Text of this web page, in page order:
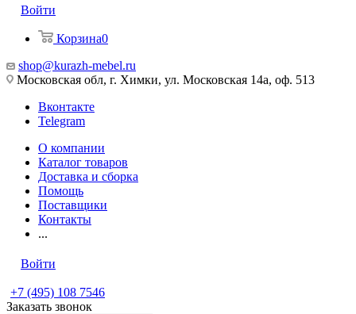
Войти
Корзина0
shop@kurazh-mebel.ru
Московская обл, г. Химки, ул. Московская 14а, оф. 513
Вконтакте
Telegram
О компании
Каталог товаров
Доставка и сборка
Помощь
Поставщики
Контакты
...
Войти
+7 (495) 108 7546
Заказать звонок